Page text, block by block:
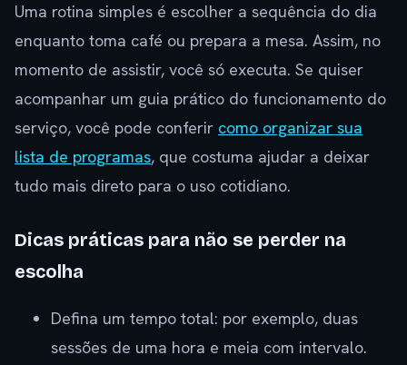
Uma rotina simples é escolher a sequência do dia
enquanto toma café ou prepara a mesa. Assim, no
momento de assistir, você só executa. Se quiser
acompanhar um guia prático do funcionamento do
serviço, você pode conferir como organizar sua
lista de programas, que costuma ajudar a deixar
tudo mais direto para o uso cotidiano.
Dicas práticas para não se perder na
escolha
Defina um tempo total: por exemplo, duas
sessões de uma hora e meia com intervalo.